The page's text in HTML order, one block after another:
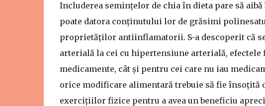
Includerea semințelor de chia în dieta pare să
poate datora conținutului lor de grăsimi
proprietăților antiinflamatorii. S-a descoperit că
arterială la cei cu hipertensiune arterială,
medicamente, cât și pentru cei care nu iau
orice modificare alimentară trebuie să fie însoțită
exercițiilor fizice pentru a avea un beneficiu